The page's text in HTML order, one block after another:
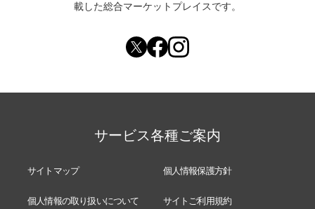
載した総合マーケットプレイスです。
サービス各種ご案内
サイトマップ 個人情報保護方針
個人情報の取り扱いについて サイトご利用規約